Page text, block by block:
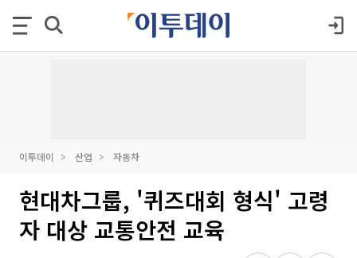
이투데이 산업 자동차
현대차그룹, '퀴즈대회 형식' 고령
자 대상 교통안전 교육